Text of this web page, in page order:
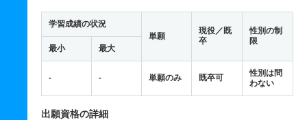
学習成績の状況
単願
現役／既
卒
性別の制
限
最小 最大
- - 単願のみ 既卒可
性別は問
わない
出願資格の詳細